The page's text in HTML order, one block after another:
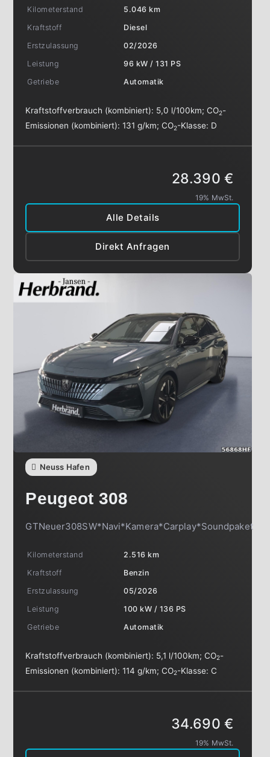
Kilometerstand
5.046 km
Kraftstoff
Diesel
Erstzulassung
02/2026
Leistung
96 kW / 131 PS
Getriebe
Automatik
Kraftstoffverbrauch (kombiniert): 5,0 l/100km;CO2-
Emissionen (kombiniert):131 g/km;CO2-Klasse: D
Alle Details
Direkt Anfragen
28.390 €
19% MwSt.
Neuss Hafen
Peugeot 308
GTNeuer308SW*Navi*Kamera*Carplay*Soundpaket
Kilometerstand
2.516 km
Kraftstoff
Benzin
Erstzulassung
05/2026
Leistung
100 kW / 136 PS
Getriebe
Automatik
Kraftstoffverbrauch (kombiniert): 5,1 l/100km;CO2-
Emissionen (kombiniert):114 g/km;CO2-Klasse:C
34.690 €
19% MwSt.